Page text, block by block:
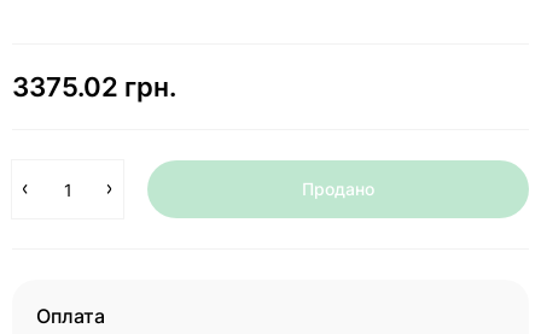
3375.02 грн.
Продано
Оплата